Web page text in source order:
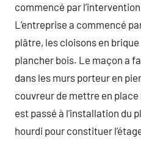
commencé par
L’entreprise a commencé
plâtre, les cloisons en
plancher bois. Le maçon a
dans les murs porteur en
couvreur de mettre en
est passé à l’installation du
hourdi pour constituer